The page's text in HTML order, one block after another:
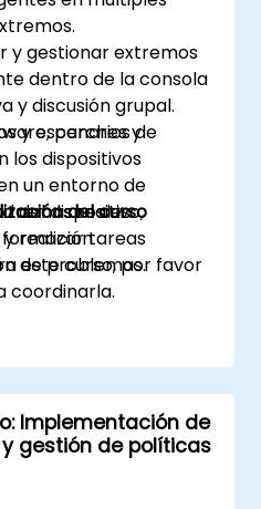
y gestionar extremos
dentro de la consola
parches y
los dispositivos
del dispositivo,
realizar tareas
de problemas.
y discusión grupal.
y escenarios de
un entorno de
reales.
del curso
formación
este curso, por favor
coordinarla.
Implementación de
gestión de políticas